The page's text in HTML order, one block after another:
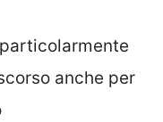
particolarmente
anche per